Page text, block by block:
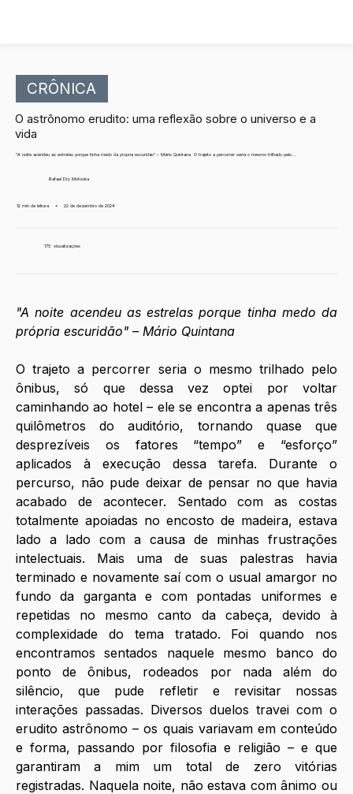
CRÔNICA
O astrônomo erudito: uma reflexão sobre o universo e a
vida
"A noite acendeu as estrelas porque tinha medo da própria escuridão" – Mário Quintana O trajeto a percorrer seria o mesmo trilhado pelo...
Rafael Diz Motooka
12 min de leitura • 22 de dezembro de 2024
175 visualizações
"A noite acendeu as estrelas porque tinha medo da
própria escuridão" – Mário Quintana
O trajeto a percorrer seria o mesmo trilhado pelo
ônibus, só que dessa vez optei por voltar
caminhando ao hotel – ele se encontra a apenas três
quilômetros do auditório, tornando quase que
desprezíveis os fatores “tempo” e “esforço”
aplicados à execução dessa tarefa. Durante o
percurso, não pude deixar de pensar no que havia
acabado de acontecer. Sentado com as costas
totalmente apoiadas no encosto de madeira, estava
lado a lado com a causa de minhas frustrações
intelectuais. Mais uma de suas palestras havia
terminado e novamente saí com o usual amargor no
fundo da garganta e com pontadas uniformes e
repetidas no mesmo canto da cabeça, devido à
complexidade do tema tratado. Foi quando nos
encontramos sentados naquele mesmo banco do
ponto de ônibus, rodeados por nada além do
silêncio, que pude refletir e revisitar nossas
interações passadas. Diversos duelos travei com o
erudito astrônomo – os quais variavam em conteúdo
e forma, passando por filosofia e religião – e que
garantiram a mim um total de zero vitórias
registradas. Naquela noite, não estava com ânimo ou